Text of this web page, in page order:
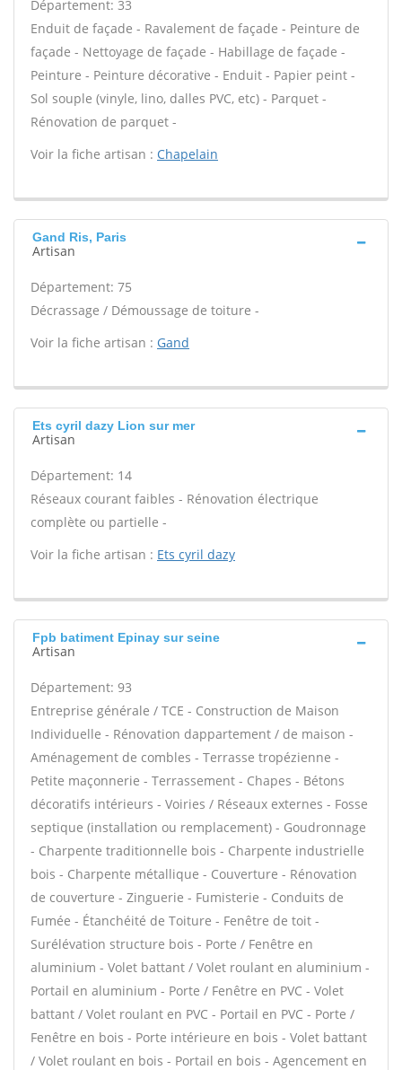
Département: 33
Enduit de façade - Ravalement de façade - Peinture de
façade - Nettoyage de façade - Habillage de façade -
Peinture - Peinture décorative - Enduit - Papier peint -
Sol souple (vinyle, lino, dalles PVC, etc) - Parquet -
Rénovation de parquet -
Voir la fiche artisan : Chapelain
Gand Ris, Paris
Artisan
Département: 75
Décrassage / Démoussage de toiture -
Voir la fiche artisan : Gand
Ets cyril dazy Lion sur mer
Artisan
Département: 14
Réseaux courant faibles - Rénovation électrique
complète ou partielle -
Voir la fiche artisan : Ets cyril dazy
Fpb batiment Epinay sur seine
Artisan
Département: 93
Entreprise générale / TCE - Construction de Maison
Individuelle - Rénovation dappartement / de maison -
Aménagement de combles - Terrasse tropézienne -
Petite maçonnerie - Terrassement - Chapes - Bétons
décoratifs intérieurs - Voiries / Réseaux externes - Fosse
septique (installation ou remplacement) - Goudronnage
- Charpente traditionnelle bois - Charpente industrielle
bois - Charpente métallique - Couverture - Rénovation
de couverture - Zinguerie - Fumisterie - Conduits de
Fumée - Étanchéité de Toiture - Fenêtre de toit -
Surélévation structure bois - Porte / Fenêtre en
aluminium - Volet battant / Volet roulant en aluminium -
Portail en aluminium - Porte / Fenêtre en PVC - Volet
battant / Volet roulant en PVC - Portail en PVC - Porte /
Fenêtre en bois - Porte intérieure en bois - Volet battant
/ Volet roulant en bois - Portail en bois - Agencement en